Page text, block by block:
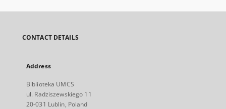
CONTACT DETAILS
Address
Biblioteka UMCS
ul. Radziszewskiego 11
20-031 Lublin, Poland